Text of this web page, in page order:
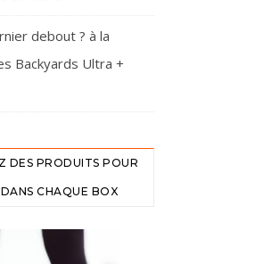
debout ? à la
Backyards Ultra +
DES PRODUITS POUR
CHAQUE BOX